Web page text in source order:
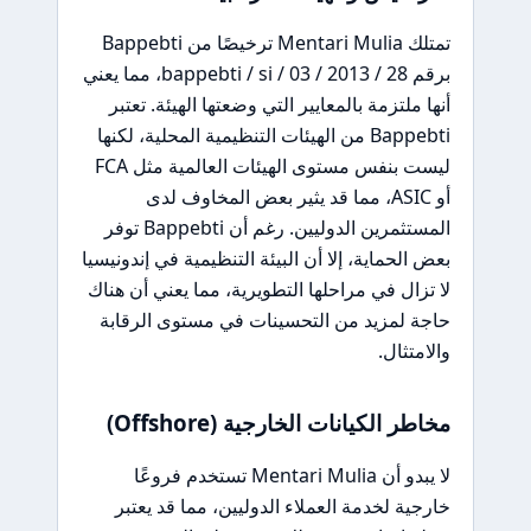
تمتلك Mentari Mulia ترخيصًا من Bappebti
برقم 28 / bappebti / si / 03 / 2013، مما يعني
أنها ملتزمة بالمعايير التي وضعتها الهيئة. تعتبر
Bappebti من الهيئات التنظيمية المحلية، لكنها
ليست بنفس مستوى الهيئات العالمية مثل FCA
أو ASIC، مما قد يثير بعض المخاوف لدى
المستثمرين الدوليين. رغم أن Bappebti توفر
بعض الحماية، إلا أن البيئة التنظيمية في إندونيسيا
لا تزال في مراحلها التطويرية، مما يعني أن هناك
حاجة لمزيد من التحسينات في مستوى الرقابة
والامتثال.
مخاطر الكيانات الخارجية (Offshore)
لا يبدو أن Mentari Mulia تستخدم فروعًا
خارجية لخدمة العملاء الدوليين، مما قد يعتبر